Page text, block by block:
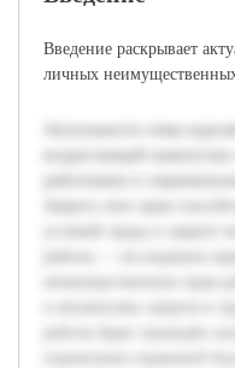
Введение раскрывает
личных